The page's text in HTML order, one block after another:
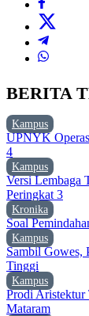
BERITA
Kampus
UPNYK
4
Kampus
Versi Lembaga
Peringkat 3
Kronika
Soal
Kampus
Sambil Gowes,
Tinggi
Kampus
Prodi Aristektur
Mataram